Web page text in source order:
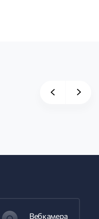
Вебкамера